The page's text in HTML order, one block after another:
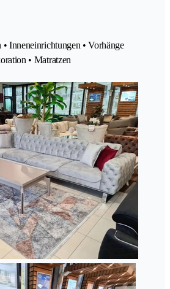
Inneneinrichtungen • Vorhänge
• Matratzen